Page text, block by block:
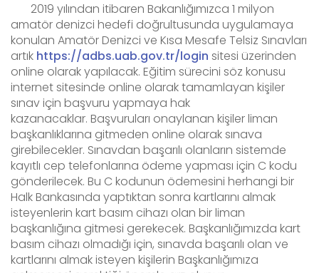
2019 yılından itibaren Bakanlığımızca 1 milyon
amatör denizci hedefi doğrultusunda uygulamaya
konulan Amatör Denizci ve Kısa Mesafe Telsiz Sınavları
artık https://adbs.uab.gov.tr/login sitesi üzerinden
online olarak yapılacak. Eğitim sürecini söz konusu
internet sitesinde online olarak tamamlayan kişiler
sınav için başvuru yapmaya hak
kazanacaklar. Başvuruları onaylanan kişiler liman
başkanlıklarına gitmeden online olarak sınava
girebilecekler. Sınavdan başarılı olanların sistemde
kayıtlı cep telefonlarına ödeme yapması için C kodu
gönderilecek. Bu C kodunun ödemesini herhangi bir
Halk Bankasında yaptıktan sonra kartlarını almak
isteyenlerin kart basım cihazı olan bir liman
başkanlığına gitmesi gerekecek. Başkanlığımızda kart
basım cihazı olmadığı için, sınavda başarılı olan ve
kartlarını almak isteyen kişilerin Başkanlığımıza